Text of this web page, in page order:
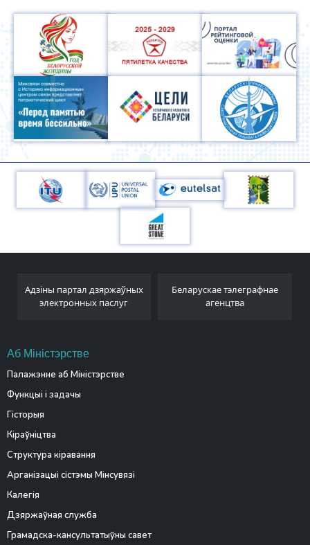
Адзіны партал дзяржаўных
электронных паслуг
Беларускае тэлеграфнае
агенцтва
Аб Міністэрстве
Палажэнне аб Міністэрстве
Функцыі і задачы
Гісторыя
Кіраўніцтва
Структура кіравання
Арганізацыі сістэмы Мінсувязі
Калегія
Дзяржаўная служба
Грамадска-кансультатыўны савет